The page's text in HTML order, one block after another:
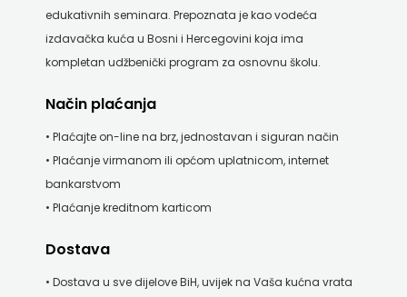
edukativnih seminara. Prepoznata je kao vodeća
izdavačka kuća u Bosni i Hercegovini koja ima
kompletan udžbenički program za osnovnu školu.
Način plaćanja
• Plaćajte on-line na brz, jednostavan i siguran način
• Plaćanje virmanom ili općom uplatnicom, internet
bankarstvom
• Plaćanje kreditnom karticom
Dostava
• Dostava u sve dijelove BiH, uvijek na Vaša kućna vrata